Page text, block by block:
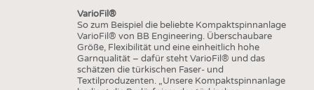
VarioFil®
So zum Beispiel die beliebte Kompaktspinnanlage
VarioFil® von BB Engineering. Überschaubare
Größe, Flexibilität und eine einheitlich hohe
Garnqualität – dafür steht VarioFil® und das
schätzen die türkischen Faser- und
Textilproduzenten. „Unsere Kompaktspinnanlage